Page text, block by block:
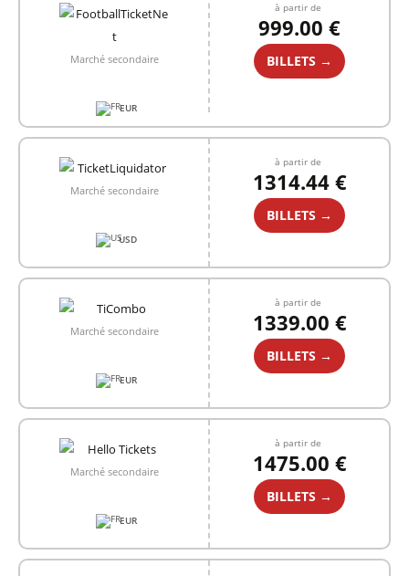
Marché secondaire
EUR
à partir de
999.00 €
BILLETS →
Marché secondaire
USD
à partir de
1314.44 €
BILLETS →
Marché secondaire
EUR
à partir de
1339.00 €
BILLETS →
Marché secondaire
EUR
à partir de
1475.00 €
BILLETS →